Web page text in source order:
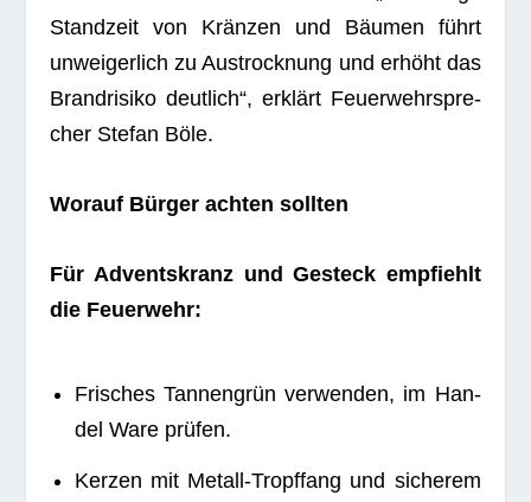
Stand­zeit von Krän­zen und Bäu­men führt
unwei­ger­lich zu Aus­trock­nung und erhöht das
Brand­ri­siko deut­lich“, erklärt Feu­er­wehr­spre­
cher Ste­fan Böle.
Wor­auf Bür­ger ach­ten sollten
Für Advents­kranz und Gesteck emp­fiehlt
die Feuerwehr:
Fri­sches Tan­nen­grün ver­wen­den, im Han­
del Ware prüfen.
Ker­zen mit Metall-Tropf­fang und siche­rem